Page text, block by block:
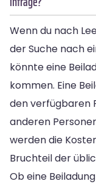
Wenn du nach
der Suche nach
könnte eine
kommen. Eine
den verfügbaren
anderen
werden die
Bruchteil der
Ob eine